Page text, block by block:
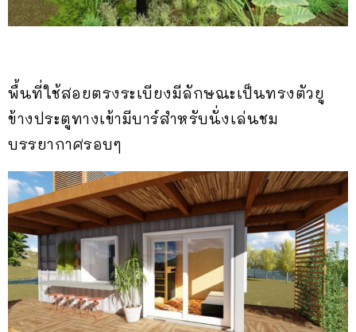
พื้นที่ใช้สอยตรงระเบียงมีลักษณะเป็นทรงตัวยู
ข้างประตูทางเข้ามีบาร์สำหรับนั่งเล่นชม
บรรยากาศรอบๆ